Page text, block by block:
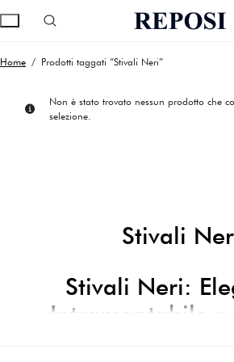
Home / Prodotti taggati “Stivali Neri”
Non è stato trovato nessun prodotto che
selezione.
Stivali
Stivali Neri:
Intramontabile